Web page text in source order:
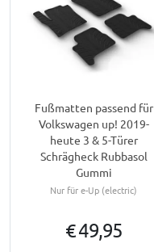
Fußmatten passend für
Volkswagen up! 2019-
heute 3 & 5-Türer
Schrägheck Rubbasol
Gummi
Nur für e-Up (electric)
€ 49,95